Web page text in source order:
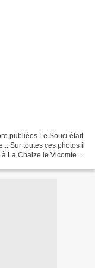
publiées.Le Souci était
Sur toutes ces photos il
La Chaize le Vicomte